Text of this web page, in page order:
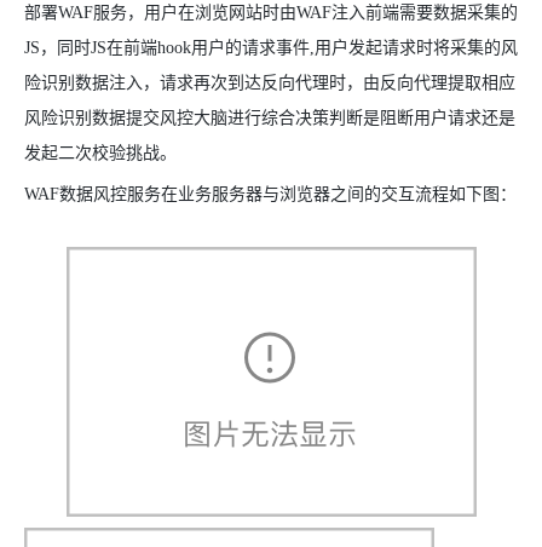
部署WAF服务，用户在浏览网站时由WAF注入前端需要数据采集的
JS，同时JS在前端hook用户的请求事件,用户发起请求时将采集的风
险识别数据注入，请求再次到达反向代理时，由反向代理提取相应
风险识别数据提交风控大脑进行综合决策判断是阻断用户请求还是
发起二次校验挑战。
WAF数据风控服务在业务服务器与浏览器之间的交互流程如下图：